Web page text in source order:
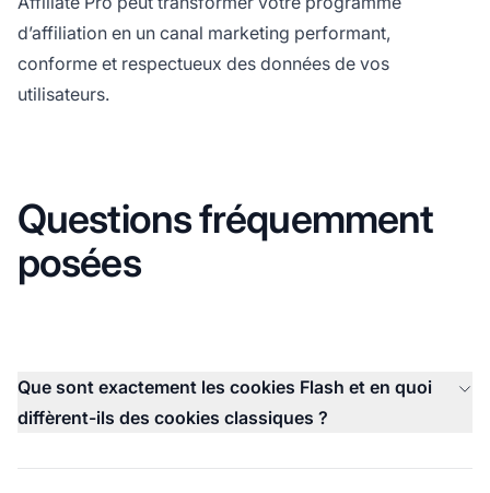
d’affiliation en un canal marketing performant,
conforme et respectueux des données de vos
utilisateurs.
Questions fréquemment
posées
Que sont exactement les cookies Flash et en quoi
diffèrent-ils des cookies classiques ?